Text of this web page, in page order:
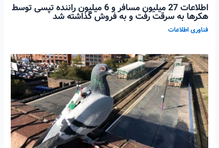
اطلاعات 27 میلیون مسافر و 6 میلیون راننده تپسی توسط
هکرها به سرقت رفت و به فروش گذاشته شد
فناوری اطلاعات